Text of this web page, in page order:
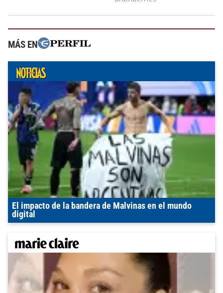
MÁS EN
El impacto de la bandera de Malvinas en el mundo
digital